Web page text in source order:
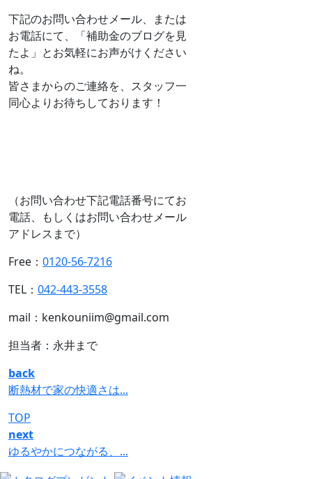
下記のお問い合わせメール、または
お電話にて、「補助金のブログを見
たよ」とお気軽にお声がけください
ね。
皆さまからのご連絡を、スタッフ一
同心よりお待ちしております！
（お問い合わせ下記電話番号にてお
電話、もしくはお問い合わせメール
アドレスまで）
Free： 0120-56-7216
TEL： 042-443-3558
mail：kenkouniim@gmail.com
担当者：永井まで
back
断熱材で家の快適さは...
TOP
next
ゆるやかにつながる、...